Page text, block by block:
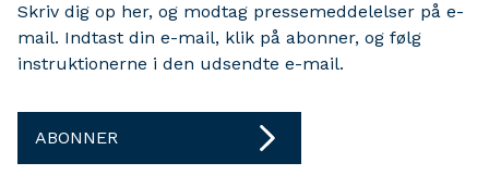
Skriv dig op her, og modtag pressemeddelelser på e-
mail. Indtast din e-mail, klik på abonner, og følg
instruktionerne i den udsendte e-mail.
ABONNER